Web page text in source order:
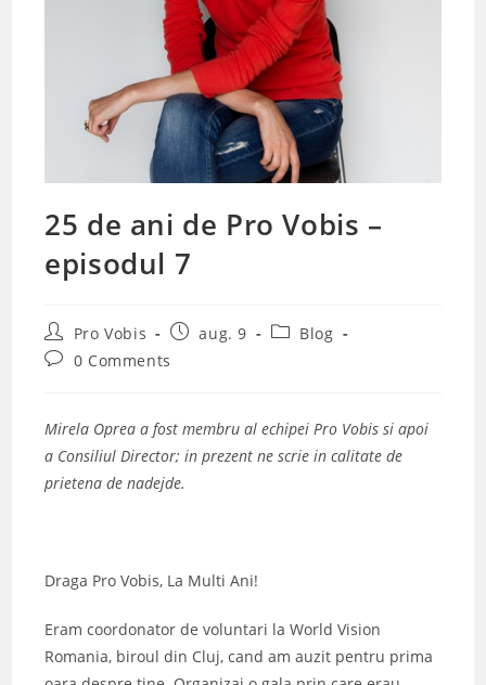
25 de ani de Pro Vobis –
episodul 7
Post
author:
Pro Vobis
Postaug. 9
PostBlog
Post0 Comments
Mirela Oprea a fost membru al echipei Pro Vobis si apoi
a Consiliul Director; in prezent ne scrie in calitate de
prietena de nadejde.
Draga Pro Vobis, La Multi Ani!
Eram coordonator de voluntari la World Vision
Romania, biroul din Cluj, cand am auzit pentru prima